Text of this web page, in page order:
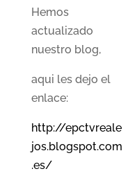
Hemos
actualizado
nuestro blog,
aqui les dejo el
enlace:
http://epctvreale
jos.blogspot.com
.es/